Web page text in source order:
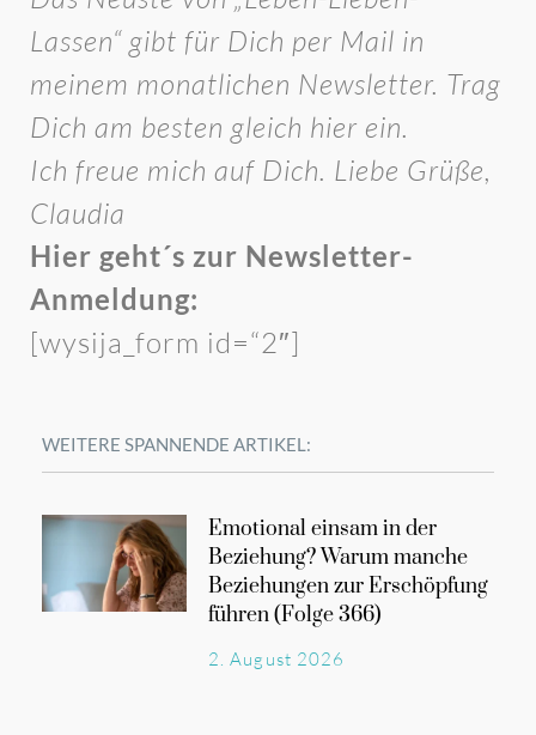
Lassen“ gibt für Dich per Mail in
meinem monatlichen Newsletter. Trag
Dich am besten gleich hier ein.
Ich freue mich auf Dich. Liebe Grüße,
Claudia
Hier geht´s zur Newsletter-
Anmeldung:
[wysija_form id=“2″]
WEITERE SPANNENDE ARTIKEL:
Emotional einsam in der
Beziehung? Warum manche
Beziehungen zur Erschöpfung
führen (Folge 366)
2. August 2026